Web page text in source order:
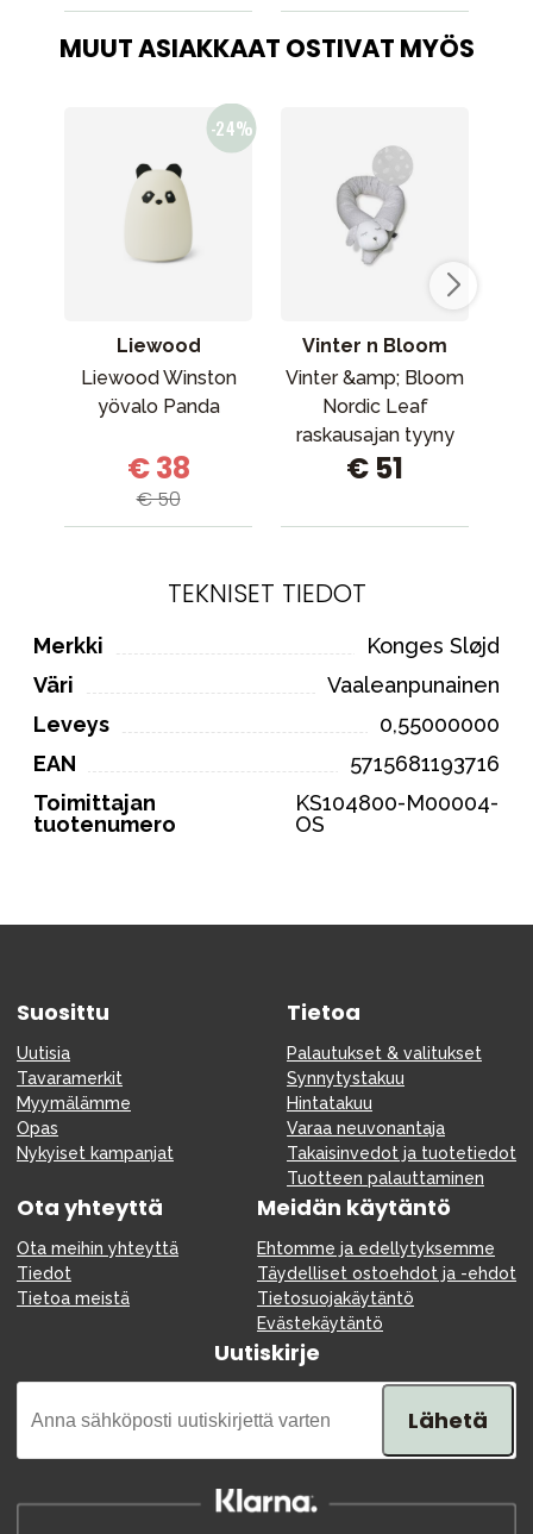
MUUT ASIAKKAAT OSTIVAT MYÖS
Liewood
Liewood Winston
yövalo Panda
€ 38
€ 50
Vinter n Bloom
Vinter &amp; Bloom
Nordic Leaf
raskausajan tyyny
Calm Grey
€ 51
TEKNISET TIEDOT
Merkki
Konges Sløjd
Väri
Vaaleanpunainen
Leveys
0,55000000
EAN
5715681193716
Toimittajan
tuotenumero
KS104800-M00004-
OS
Suosittu
Uutisia
Tavaramerkit
Myymälämme
Opas
Nykyiset kampanjat
Tietoa
Palautukset & valitukset
Synnytystakuu
Hintatakuu
Varaa neuvonantaja
Takaisinvedot ja tuotetiedot
Tuotteen palauttaminen
Ota yhteyttä
Ota meihin yhteyttä
Tiedot
Tietoa meistä
Meidän käytäntö
Ehtomme ja edellytyksemme
Täydelliset ostoehdot ja -ehdot
Tietosuojakäytäntö
Evästekäytäntö
Uutiskirje
Lähetä